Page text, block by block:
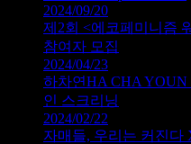
2024/09/20
제2회 <에코페미니즘
참여자 모집
2024/04/23
하차연HA CHA YOUN
인 스크리닝
2024/02/22
자매들, 우리는 커진다